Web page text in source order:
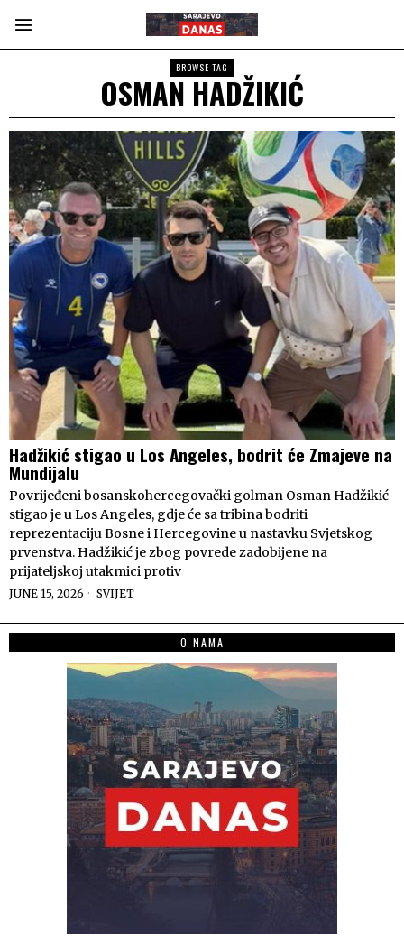
BROWSE TAG
OSMAN HADŽIKIĆ
Hadžikić stigao u Los Angeles, bodrit će Zmajeve na
Mundijalu
Povrijeđeni bosanskohercegovački golman Osman Hadžikić
stigao je u Los Angeles, gdje će sa tribina bodriti
reprezentaciju Bosne i Hercegovine u nastavku Svjetskog
prvenstva. Hadžikić je zbog povrede zadobijene na
prijateljskoj utakmici protiv
JUNE 15, 2026 SVIJET
O NAMA